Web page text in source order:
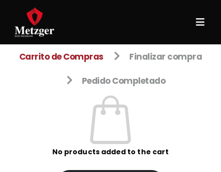
Carrito de Compras Finalizar compra
Pedido Completado
No products added to the cart